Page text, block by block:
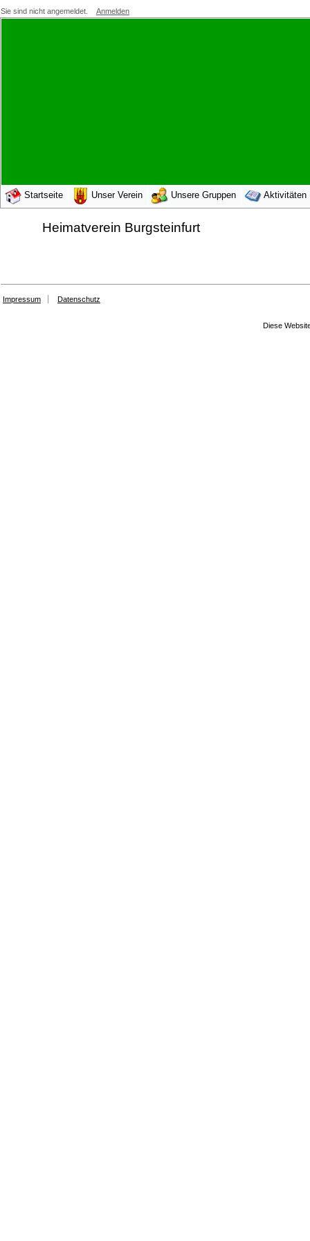
Sie sind nicht angemeldet. Anmelden
Startseite Unser Verein Unsere Gruppen Aktivitäten
Heimatverein Burgsteinfurt
Impressum Datenschutz
Diese